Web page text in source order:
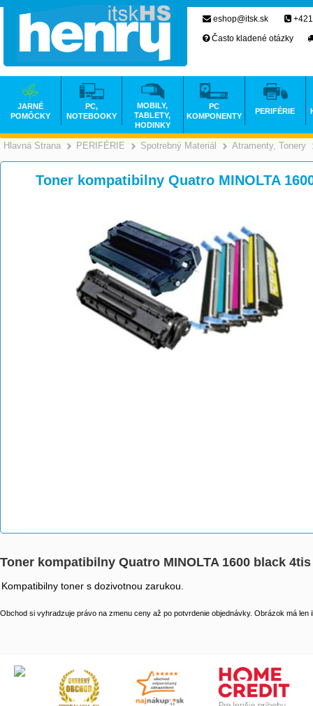
Hlavná Strana >
PERIFÉRIE >
Spotrebný Materiál >
Atramenty, Tonery
Toner kompatibilny Quatro MINOLTA
Toner kompatibilny Quatro MINOLTA 1600 black 4tis
Kompatibilny toner s dozivotnou zarukou.
Obchod si vyhradzuje právo na zmenu ceny až po potvrdenie objednávky. Obrázok má len
eshop@itsk.sk
Často kladené otázky
JARNÉ
POMÔCKY
PC,
NOTEBOOKY
MOBILY,
TABLETY,
HODINKY
PC
KOMPONENTY
PERIFÉRIE